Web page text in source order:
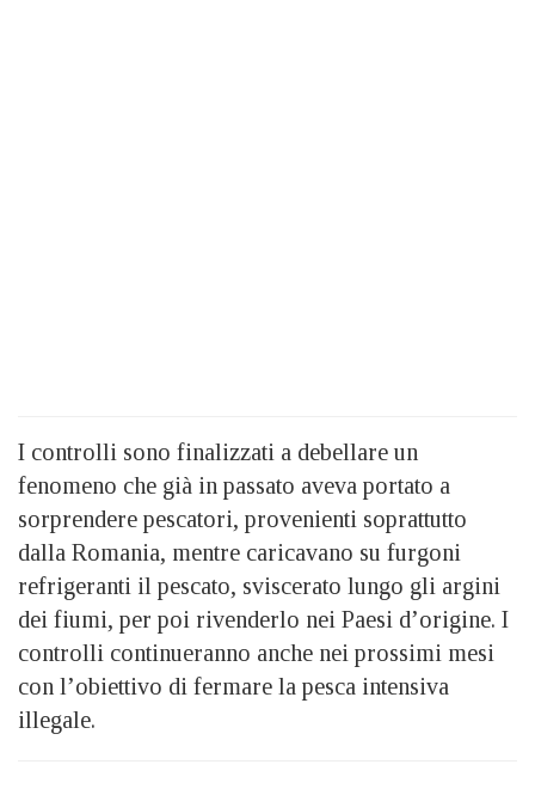
I controlli sono finalizzati a debellare un
fenomeno che già in passato aveva portato a
sorprendere pescatori, provenienti soprattutto
dalla Romania, mentre caricavano su furgoni
refrigeranti il pescato, sviscerato lungo gli argini
dei fiumi, per poi rivenderlo nei Paesi d’origine. I
controlli continueranno anche nei prossimi mesi
con l’obiettivo di fermare la pesca intensiva
illegale.